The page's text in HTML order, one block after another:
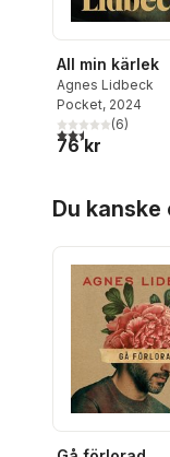
All min kärlek
Agnes Lidbeck
Pocket, 2024
2,5utav 5(6)
76 kr
Du